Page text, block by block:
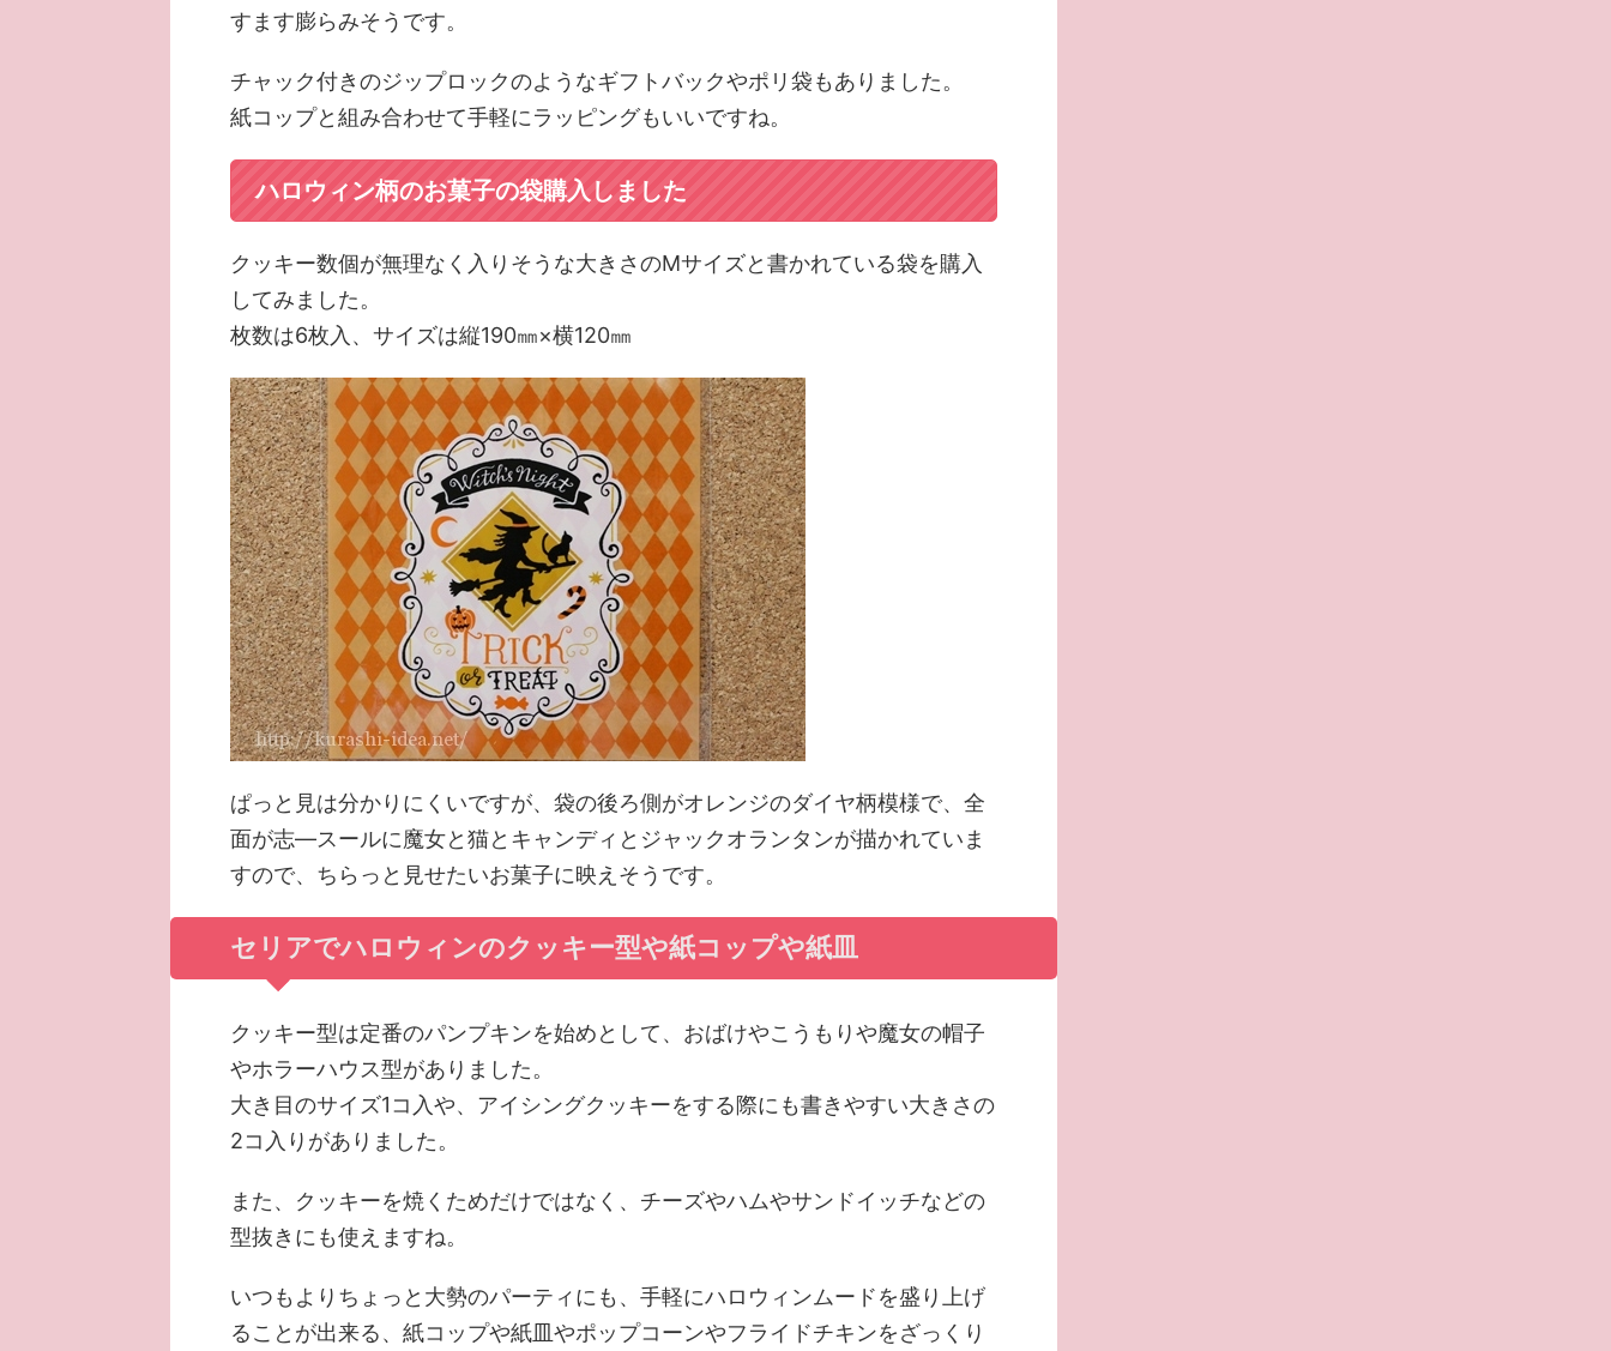
すます膨らみそうです。
チャック付きのジップロックのようなギフトバックやポリ袋もありました。
紙コップと組み合わせて手軽にラッピングもいいですね。
ハロウィン柄のお菓子の袋購入しました
クッキー数個が無理なく入りそうな大きさのMサイズと書かれている袋を購入
してみました。
枚数は6枚入、サイズは縦190㎜×横120㎜
ぱっと見は分かりにくいですが、袋の後ろ側がオレンジのダイヤ柄模様で、全
面が志―スールに魔女と猫とキャンディとジャックオランタンが描かれていま
すので、ちらっと見せたいお菓子に映えそうです。
セリアでハロウィンのクッキー型や紙コップや紙皿
クッキー型は定番のパンプキンを始めとして、おばけやこうもりや魔女の帽子
やホラーハウス型がありました。
大き目のサイズ1コ入や、アイシングクッキーをする際にも書きやすい大きさの
2コ入りがありました。
また、クッキーを焼くためだけではなく、チーズやハムやサンドイッチなどの
型抜きにも使えますね。
いつもよりちょっと大勢のパーティにも、手軽にハロウィンムードを盛り上げ
ることが出来る、紙コップや紙皿やポップコーンやフライドチキンをざっくり